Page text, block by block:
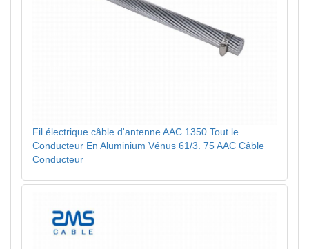
Fil électrique câble d'antenne AAC 1350 Tout le
Conducteur En Aluminium Vénus 61/3. 75 AAC Câble
Conducteur